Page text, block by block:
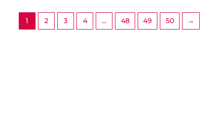
1 2 3 4 … 48 49 50 →